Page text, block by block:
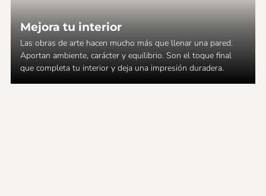
Mejora tu interior
Las obras de arte hacen mucho más que llenar una pared.
Aportan ambiente, carácter y equilibrio. Son el toque final
que completa tu interior y deja una impresión duradera.